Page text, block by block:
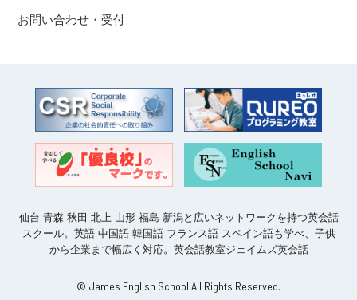
お問い合わせ・受付
仙台 青森 秋田 北上 山形 福島 新潟と広いネットワークを持つ英会話
スクール。英語 中国語 韓国語 フランス語 スペイン語も学べ、子供
から企業まで幅広く対応。英会話教室ジェイムズ英会話
© James English School All Rights Reserved.